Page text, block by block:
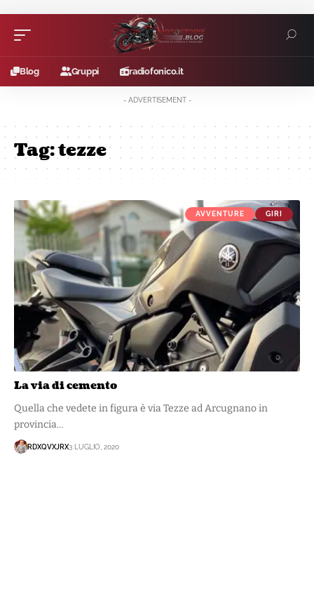
Blog Gruppi radiofonico.it
- ADVERTISEMENT -
Tag:tezze
AVVENTURE GIRI
La via di cemento
Quella che vedete in figura è via Tezze ad Arcugnano in
provincia…
RDXQVXJRX3 LUGLIO, 2020